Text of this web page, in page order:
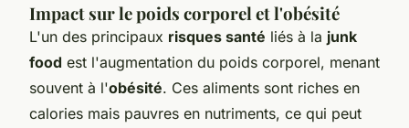
Impact sur le poids corporel et l'obésité
L'un des principaux risques santé liés à la junk
food est l'augmentation du poids corporel, menant
souvent à l'obésité. Ces aliments sont riches en
calories mais pauvres en nutriments, ce qui peut